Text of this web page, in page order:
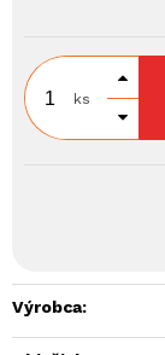
ks
Výrobca: